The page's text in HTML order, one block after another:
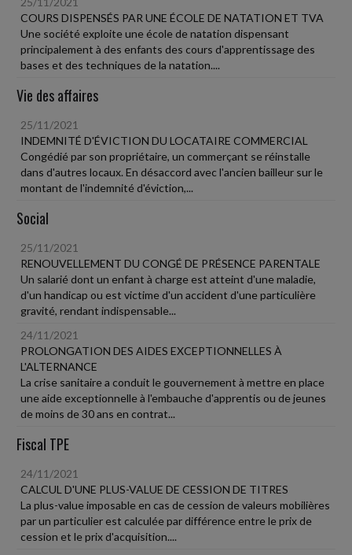
COURS DISPENSÉS PAR UNE ÉCOLE DE NATATION ET TVA
Une société exploite une école de natation dispensant
principalement à des enfants des cours d'apprentissage des
bases et des techniques de la natation....
Vie des affaires
25/11/2021
INDEMNITÉ D'ÉVICTION DU LOCATAIRE COMMERCIAL
Congédié par son propriétaire, un commerçant se réinstalle
dans d'autres locaux. En désaccord avec l'ancien bailleur sur le
montant de l'indemnité d'éviction,...
Social
25/11/2021
RENOUVELLEMENT DU CONGÉ DE PRÉSENCE PARENTALE
Un salarié dont un enfant à charge est atteint d'une maladie,
d'un handicap ou est victime d'un accident d'une particulière
gravité, rendant indispensable...
24/11/2021
PROLONGATION DES AIDES EXCEPTIONNELLES À
L'ALTERNANCE
La crise sanitaire a conduit le gouvernement à mettre en place
une aide exceptionnelle à l'embauche d'apprentis ou de jeunes
de moins de 30 ans en contrat...
Fiscal TPE
24/11/2021
CALCUL D'UNE PLUS-VALUE DE CESSION DE TITRES
La plus-value imposable en cas de cession de valeurs mobilières
par un particulier est calculée par différence entre le prix de
cession et le prix d'acquisition....